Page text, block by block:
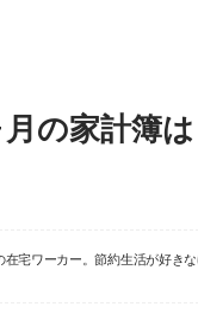
の家計簿は
宅ワーカー。節約生活が好き